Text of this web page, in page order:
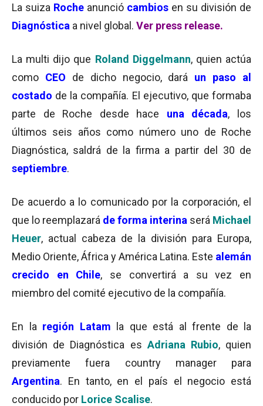
La suiza Roche anunció cambios en su división de
Diagnóstica a nivel global. Ver press release.
La multi dijo que Roland Diggelmann, quien actúa
como CEO de dicho negocio, dará un paso al
costado de la compañía. El ejecutivo, que formaba
parte de Roche desde hace una década, los
últimos seis años como número uno de Roche
Diagnóstica, saldrá de la firma a partir del 30 de
septiembre.
De acuerdo a lo comunicado por la corporación, el
que lo reemplazará de forma interina será Michael
Heuer, actual cabeza de la división para Europa,
Medio Oriente, África y América Latina. Este alemán
crecido en Chile, se convertirá a su vez en
miembro del comité ejecutivo de la compañía.
En la región Latam la que está al frente de la
división de Diagnóstica es Adriana Rubio, quien
previamente fuera country manager para
Argentina. En tanto, en el país el negocio está
conducido por Lorice Scalise.